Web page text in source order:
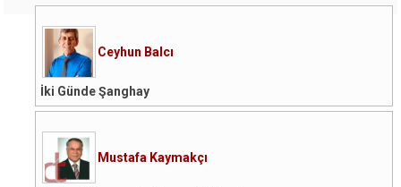
Ceyhun Balcı
İki Günde Şanghay
Mustafa Kaymakçı